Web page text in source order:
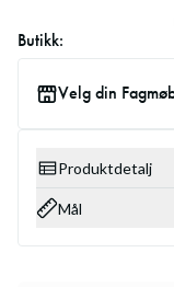
Butikk:
Velg din
Produktdetalj
Mål